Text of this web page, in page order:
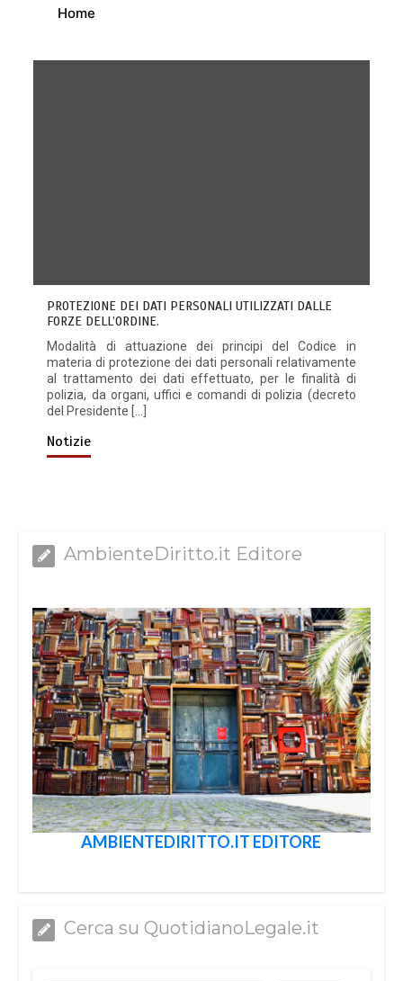
Home
PROTEZIONE DEI DATI PERSONALI UTILIZZATI DALLE
FORZE DELL’ORDINE.
Modalità di attuazione dei principi del Codice in
materia di protezione dei dati personali relativamente
al trattamento dei dati effettuato, per le finalità di
polizia, da organi, uffici e comandi di polizia (decreto
del Presidente […]
Notizie
AmbienteDiritto.it Editore
AMBIENTEDIRITTO.IT EDITORE
Cerca su QuotidianoLegale.it